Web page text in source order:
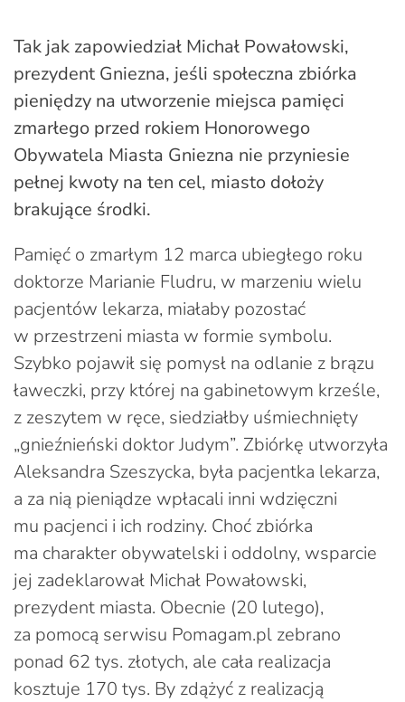
Tak jak zapowiedział Michał Powałowski,
prezydent Gniezna, jeśli społeczna zbiórka
pieniędzy na utworzenie miejsca pamięci
zmarłego przed rokiem Honorowego
Obywatela Miasta Gniezna nie przyniesie
pełnej kwoty na ten cel, miasto dołoży
brakujące środki.
Pamięć o zmarłym 12 marca ubiegłego roku
doktorze Marianie Fludru, w marzeniu wielu
pacjentów lekarza, miałaby pozostać
w przestrzeni miasta w formie symbolu.
Szybko pojawił się pomysł na odlanie z brązu
ławeczki, przy której na gabinetowym krześle,
z zeszytem w ręce, siedziałby uśmiechnięty
„gnieźnieński doktor Judym”. Zbiórkę utworzyła
Aleksandra Szeszycka, była pacjentka lekarza,
a za nią pieniądze wpłacali inni wdzięczni
mu pacjenci i ich rodziny. Choć zbiórka
ma charakter obywatelski i oddolny, wsparcie
jej zadeklarował Michał Powałowski,
prezydent miasta. Obecnie (20 lutego),
za pomocą serwisu Pomagam.pl zebrano
ponad 62 tys. złotych, ale cała realizacja
kosztuje 170 tys. By zdążyć z realizacją